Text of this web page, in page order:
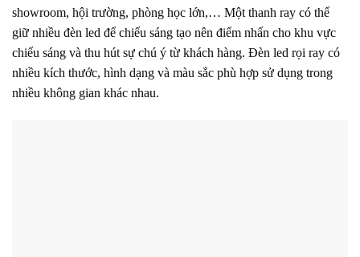
showroom, hội trường, phòng học lớn,… Một thanh ray có thể
giữ nhiều đèn led để chiếu sáng tạo nên điểm nhấn cho khu vực
chiếu sáng và thu hút sự chú ý từ khách hàng. Đèn led rọi ray có
nhiều kích thước, hình dạng và màu sắc phù hợp sử dụng trong
nhiều không gian khác nhau.